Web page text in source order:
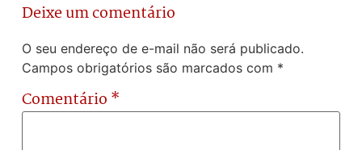
Deixe um comentário
O seu endereço de e-mail não será publicado.
Campos obrigatórios são marcados com *
Comentário *